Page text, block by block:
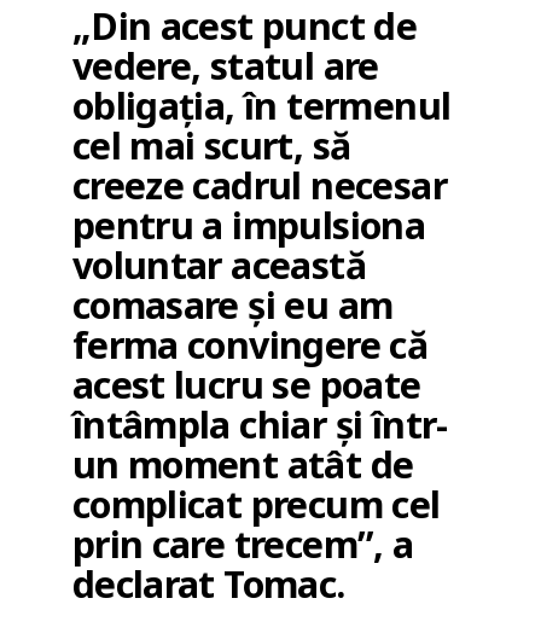
„Din acest punct de
vedere, statul are
obligația, în termenul
cel mai scurt, să
creeze cadrul necesar
pentru a impulsiona
voluntar această
comasare și eu am
ferma convingere că
acest lucru se poate
întâmpla chiar și într-
un moment atât de
complicat precum cel
prin care trecem”, a
declarat Tomac.